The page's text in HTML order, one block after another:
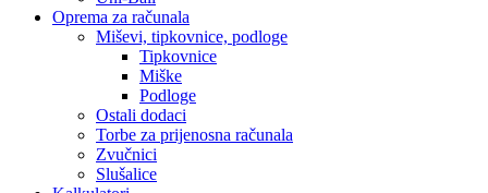
Oprema za računala
Miševi, tipkovnice, podloge
Tipkovnice
Miške
Podloge
Ostali dodaci
Torbe za prijenosna računala
Zvučnici
Slušalice